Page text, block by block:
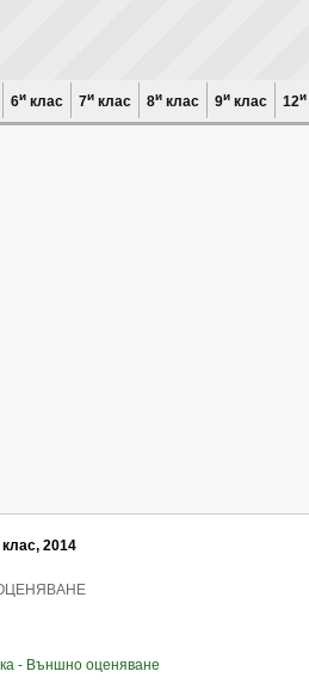
6и клас 7и клас 8и клас 9и клас 12и
2014
- Външно оценяване